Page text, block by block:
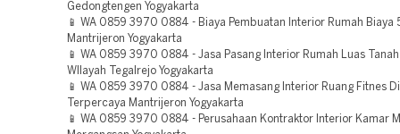
Gedongtengen Yogyakarta
📱 WA 0859 3970 0884 - Biaya Pembuatan Interior Rumah Biaya
Mantrijeron Yogyakarta
📱 WA 0859 3970 0884 - Jasa Pasang Interior Rumah Luas
WIlayah Tegalrejo Yogyakarta
📱 WA 0859 3970 0884 - Jasa Memasang Interior Ruang Fitnes
Terpercaya Mantrijeron Yogyakarta
📱 WA 0859 3970 0884 - Perusahaan Kontraktor Interior Kamar